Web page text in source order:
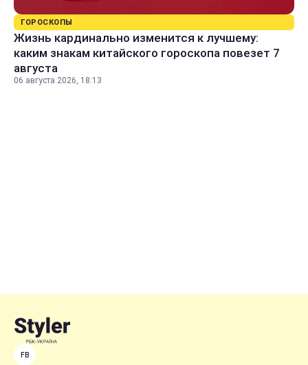
ГОРОСКОПЫ
Жизнь кардинально изменится к лучшему:
каким знакам китайского гороскопа повезет 7
августа
06 августа 2026, 18:13
FB